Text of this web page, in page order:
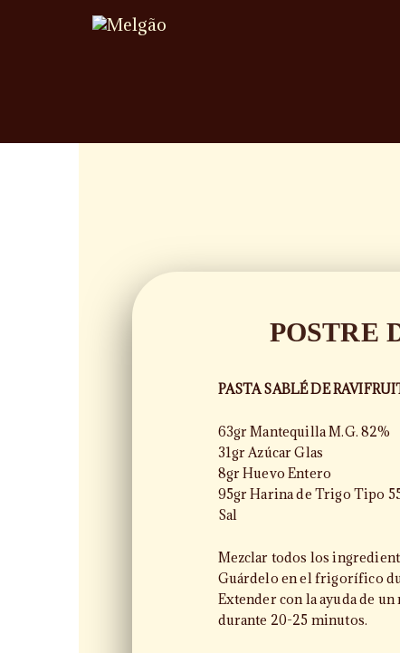
POSTRE
PASTA SABLÉ DE
63gr Mantequilla M.G. 82%
31gr Azúcar Glas
8gr Huevo Entero
95gr Harina de Trigo Tipo
Sal
Mezclar todos los
Guárdelo en el frigorífico
Extender con la ayuda de
durante 20-25 minutos.